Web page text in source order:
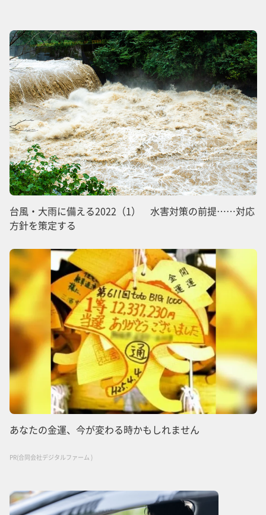
台風・大雨に備える2022（1） 水害対策の前提……対応
方針を策定する
あなたの金運、今が変わる時かもしれません
PR(合同会社デジタルファーム )